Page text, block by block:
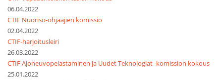
06.04.2022
CTIF Nuoriso-ohjaajien komissio
02.04.2022
CTIF-harjoitusleiri
26.03.2022
CTIF Ajoneuvopelastaminen ja Uudet Teknologiat -komission kokous
25.01.2022